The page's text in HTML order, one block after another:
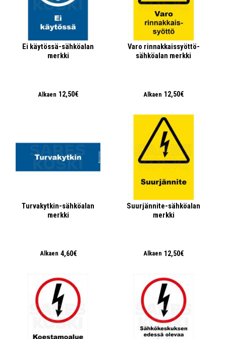
Ei käytössä-sähköalan
merkki
Alkaen 12,50€
Varo rinnakkaissyöttö-
sähköalan merkki
Alkaen 12,50€
Turvakytkin-sähköalan
merkki
Alkaen 4,60€
Suurjännite-sähköalan
merkki
Alkaen 12,50€